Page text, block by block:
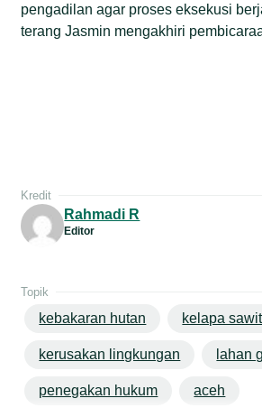
pengadilan agar proses eksekusi
terang Jasmin mengakhiri
Kredit
Rahmadi R
Editor
Topik
kebakaran hutan kelapa sawit
kerusakan lingkungan lahan
penegakan hukum aceh